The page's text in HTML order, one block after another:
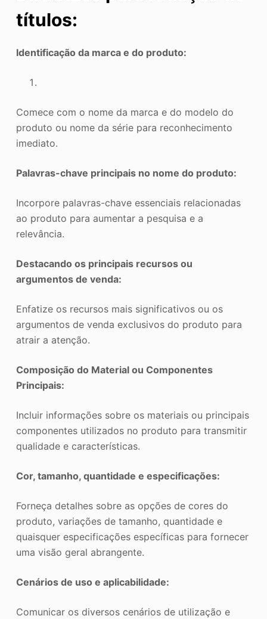
títulos:
Identificação da marca e do produto:
Comece com o nome da marca e do modelo do
produto ou nome da série para reconhecimento
imediato.
Palavras-chave principais no nome do produto:
Incorpore palavras-chave essenciais relacionadas
ao produto para aumentar a pesquisa e a
relevância.
Destacando os principais recursos ou
argumentos de venda:
Enfatize os recursos mais significativos ou os
argumentos de venda exclusivos do produto para
atrair a atenção.
Composição do Material ou Componentes
Principais:
Incluir informações sobre os materiais ou principais
componentes utilizados no produto para transmitir
qualidade e características.
Cor, tamanho, quantidade e especificações:
Forneça detalhes sobre as opções de cores do
produto, variações de tamanho, quantidade e
quaisquer especificações específicas para fornecer
uma visão geral abrangente.
Cenários de uso e aplicabilidade:
Comunicar os diversos cenários de utilização e